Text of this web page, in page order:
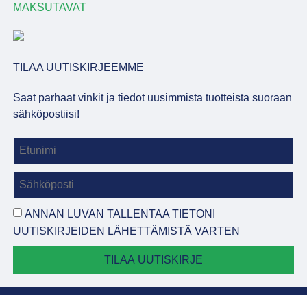
MAKSUTAVAT
TILAA UUTISKIRJEEMME
Saat parhaat vinkit ja tiedot uusimmista tuotteista suoraan
sähköpostiisi!
ANNAN LUVAN TALLENTAA TIETONI
UUTISKIRJEIDEN LÄHETTÄMISTÄ VARTEN
TILAA UUTISKIRJE